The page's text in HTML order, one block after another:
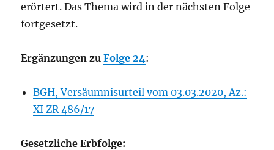
erörtert. Das Thema wird in der nächsten Folge
fortgesetzt.
Ergänzungen zuFolge 24:
BGH, Versäumnisurteil vom 03.03.2020, Az.:
XI ZR 486/17
Gesetzliche Erbfolge: